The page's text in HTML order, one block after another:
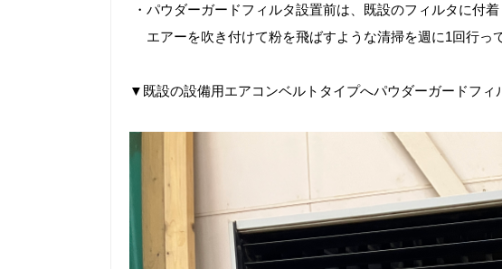
・パウダーガードフィルタ設置前は、既設のフィルタに付着
エアーを吹き付けて粉を飛ばすような清掃を週に1回行っ
▼既設の設備用エアコンベルトタイプへパウダーガードフ